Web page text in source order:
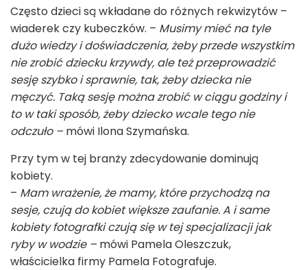
Często dzieci są wkładane do różnych rekwizytów –
wiaderek czy kubeczków. – Musimy mieć na tyle
dużo wiedzy i doświadczenia, żeby przede wszystkim
nie zrobić dziecku krzywdy, ale też przeprowadzić
sesję szybko i sprawnie, tak, żeby dziecka nie
męczyć. Taką sesję można zrobić w ciągu godziny i
to w taki sposób, żeby dziecko wcale tego nie
odczuło – mówi Ilona Szymańska.
Przy tym w tej branży zdecydowanie dominują
kobiety.
– Mam wrażenie, że mamy, które przychodzą na
sesje, czują do kobiet większe zaufanie. A i same
kobiety fotografki czują się w tej specjalizacji jak
ryby w wodzie – mówi Pamela Oleszczuk,
właścicielka firmy Pamela Fotografuje.